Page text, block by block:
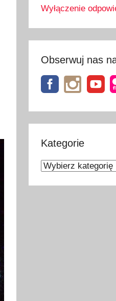
Wyłączenie
Obserwuj nas
Kategorie
Kategorie